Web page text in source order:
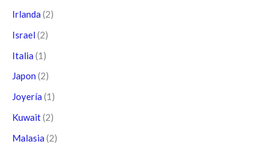
Irlanda (2)
Israel (2)
Italia (1)
Japon (2)
Joyería (1)
Kuwait(2)
Malasia (2)